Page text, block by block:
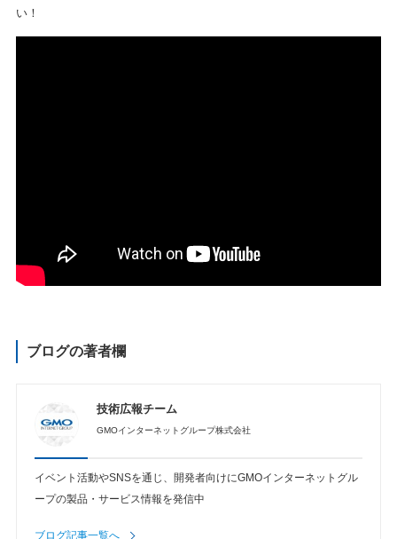
い！
ブログの著者欄
技術広報チーム
GMOインターネットグループ株式会社
イベント活動やSNSを通じ、開発者向けにGMOインターネットグル
ープの製品・サービス情報を発信中
ブログ記事一覧へ